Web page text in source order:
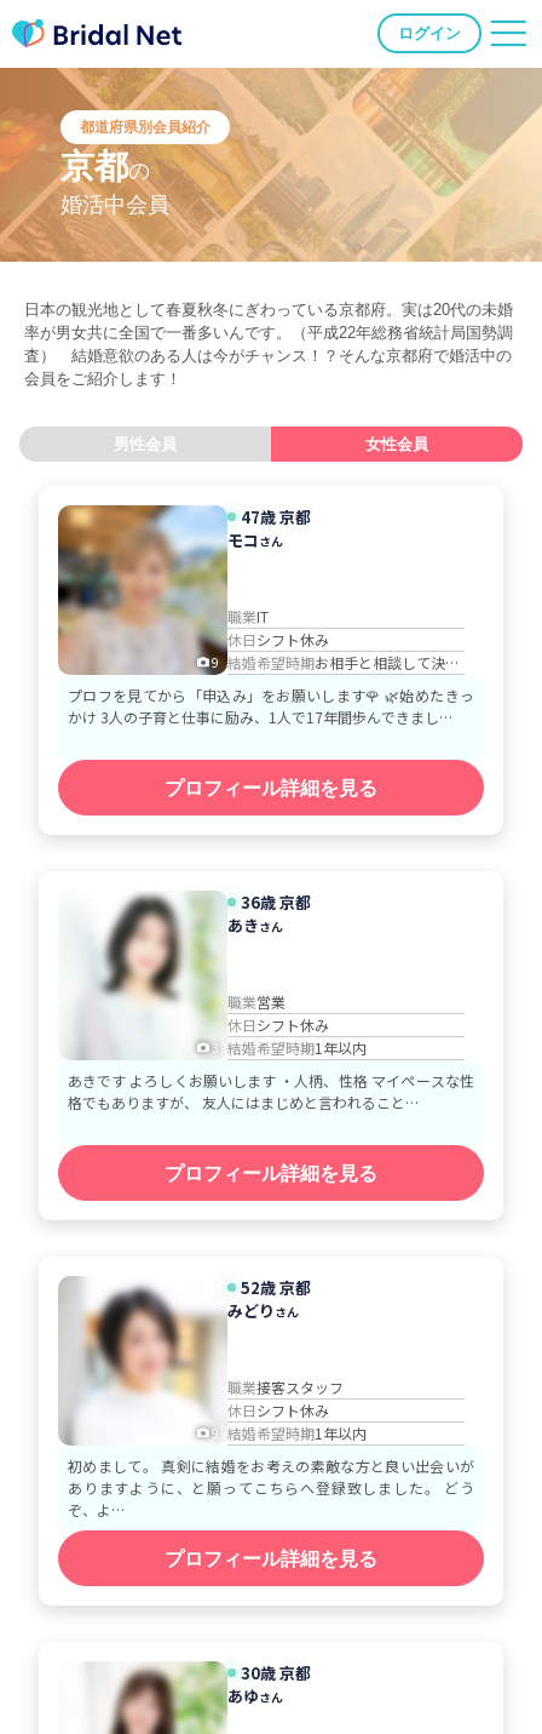
ログイン
都道府県別会員紹介
京都の
婚活中会員
日本の観光地として春夏秋冬にぎわっている京都府。実は20代の未婚
率が男女共に全国で一番多いんです。（平成22年総務省統計局国勢調
査） 結婚意欲のある人は今がチャンス！？そんな京都府で婚活中の
会員をご紹介します！
男性会員 女性会員
9
47歳 京都
モコ さん
職業IT
休日シフト休み
結婚希望時期
お相手と相談して決める
プロフを見てから「申込み」をお願いします🌹 🌿始めたきっ
かけ 3人の子育と仕事に励み、1人で17年間歩んできまし…
プロフィール詳細を見る
3
36歳 京都
あきさん
職業営業
休日シフト休み
結婚希望時期1年以内
あきです よろしくお願いします ・人柄、性格 マイペースな性
格でもありますが、 友人にはまじめと言われること…
プロフィール詳細を見る
9
52歳 京都
みどり さん
職業接客スタッフ
休日シフト休み
結婚希望時期1年以内
初めまして。 真剣に結婚をお考えの素敵な方と良い出会いが
ありますように、と願ってこちらへ登録致しました。 どう
ぞ、よ…
プロフィール詳細を見る
30歳 京都
あゆさん